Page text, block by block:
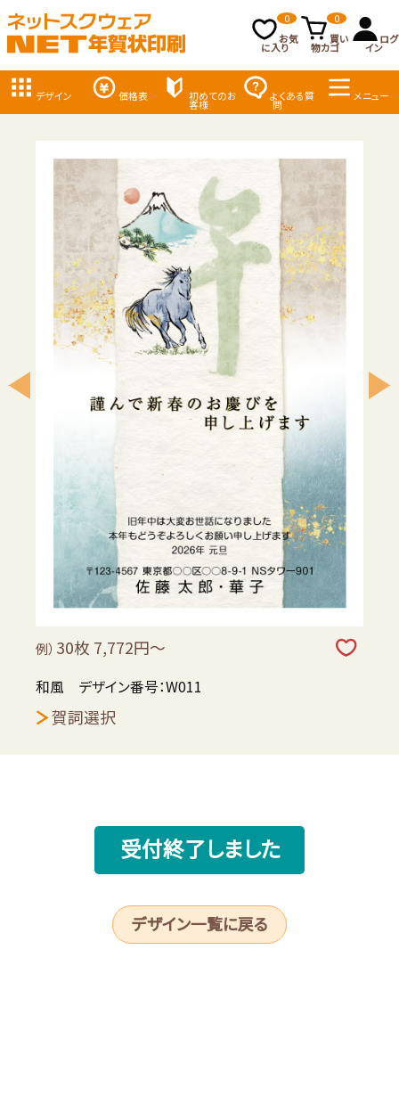
お気
に入り
0
買い
物カゴ
0
ログ
イン
デザイン 価格表 初めてのお
客様
よくある質
問
メニュー
例） 30枚 7,772円～
和風 デザイン番号：W011
賀詞選択
受付終了しました
デザイン一覧に戻る